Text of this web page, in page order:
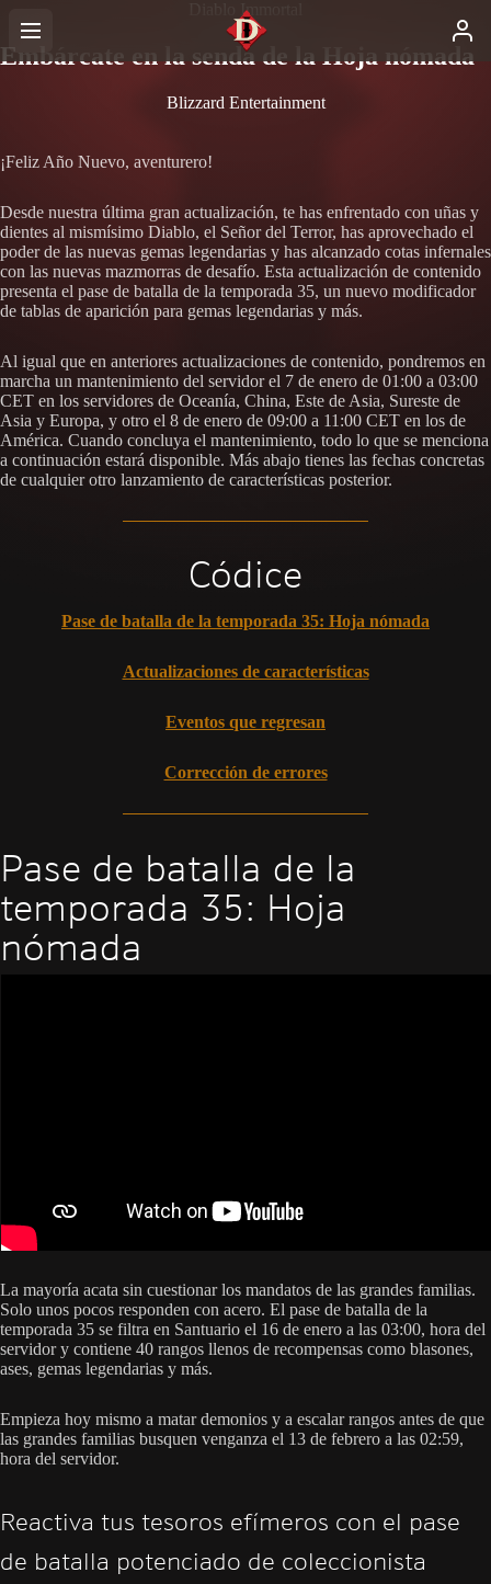
Diablo Immortal
Embárcate en la senda de la Hoja nómada
Blizzard Entertainment
¡Feliz Año Nuevo, aventurero!
Desde nuestra última gran actualización, te has enfrentado con uñas y
dientes al mismísimo Diablo, el Señor del Terror, has aprovechado el
poder de las nuevas gemas legendarias y has alcanzado cotas infernales
con las nuevas mazmorras de desafío. Esta actualización de contenido
presenta el pase de batalla de la temporada 35, un nuevo modificador
de tablas de aparición para gemas legendarias y más.
Al igual que en anteriores actualizaciones de contenido, pondremos en
marcha un mantenimiento del servidor el 7 de enero de 01:00 a 03:00
CET en los servidores de Oceanía, China, Este de Asia, Sureste de
Asia y Europa, y otro el 8 de enero de 09:00 a 11:00 CET en los de
América. Cuando concluya el mantenimiento, todo lo que se menciona
a continuación estará disponible. Más abajo tienes las fechas concretas
de cualquier otro lanzamiento de características posterior.
Códice
Pase de batalla de la temporada 35: Hoja nómada
Actualizaciones de características
Eventos que regresan
Corrección de errores
Pase de batalla de la
temporada 35: Hoja
nómada
La mayoría acata sin cuestionar los mandatos de las grandes familias.
Solo unos pocos responden con acero. El pase de batalla de la
temporada 35 se filtra en Santuario el 16 de enero a las 03:00, hora del
servidor y contiene 40 rangos llenos de recompensas como blasones,
ases, gemas legendarias y más.
Empieza hoy mismo a matar demonios y a escalar rangos antes de que
las grandes familias busquen venganza el 13 de febrero a las 02:59,
hora del servidor.
Reactiva tus tesoros efímeros con el pase
de batalla potenciado de coleccionista